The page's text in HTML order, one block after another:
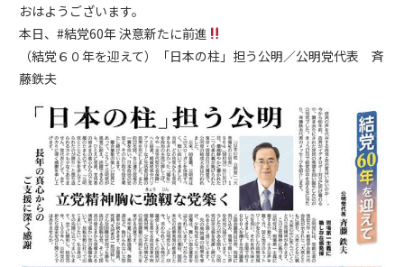
おはようございます。
本日、#結党60年 決意新たに前進
（結党６０年を迎えて）「日本の柱」担う公明／公明党代表 斉
藤鉄夫